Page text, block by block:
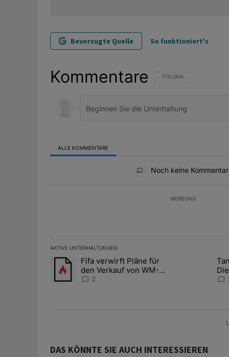
Bevorzugte Quelle So funktioniert's
Kommentare FOLGE DIESER
FOLGEN
ALLE KOMMENTARE
Noch keine
WERBUNG
AKTIVE UNTERHALTUNGEN
Das Folgende ist eine Liste der am meisten
Ein Trendartikel mit dem Titel "Fifa verwirft Pläne für
Fifa verwirft Pläne für
den Verkauf von WM-
Anteilen
2
Ein
DAS KÖNNTE SIE AUCH INTERESSIEREN